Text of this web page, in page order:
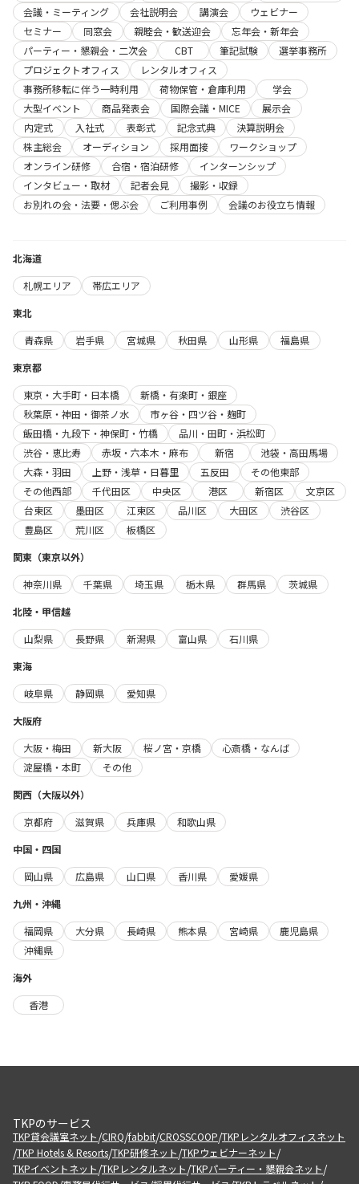
会議・ミーティング
会社説明会 講演会
ウェビナー
セミナー
同窓会 親睦会・歓送迎会
忘年会・新年会
パーティー・懇親会・二次会
CBT 筆記試験
選挙事務所
プロジェクトオフィス
レンタルオフィス
事務所移転に伴う一時利用
荷物保管・倉庫利用
学会
大型イベント
商品発表会 国際会議・MICE
展示会
内定式
入社式 表彰式 記念式典
決算説明会
株主総会
オーディション 採用面接
ワークショップ
オンライン研修
合宿・宿泊研修
インターンシップ
インタビュー・取材
記者会見
撮影・収録
お別れの会・法要・偲ぶ会
ご利用事例 会議のお役立ち情報
北海道
札幌エリア
帯広エリア
東北
青森県
岩手県 宮城県 秋田県 山形県
福島県
東京都
東京・大手町・日本橋
新橋・有楽町・銀座
秋葉原・神田・御茶ノ水
市ヶ谷・四ツ谷・麹町
飯田橋・九段下・神保町・竹橋
品川・田町・浜松町
渋谷・恵比寿
赤坂・六本木・麻布 新宿
池袋・高田馬場
大森・羽田
上野・浅草・日暮里 五反田
その他東部
その他西部
千代田区 中央区 港区 新宿区
文京区
台東区
墨田区 江東区 品川区 大田区
渋谷区
豊島区
荒川区
板橋区
関東（東京以外）
神奈川県
千葉県 埼玉県 栃木県 群馬県
茨城県
北陸・甲信越
山梨県
長野県 新潟県 富山県
石川県
東海
岐阜県
静岡県
愛知県
大阪府
大阪・梅田
新大阪 桜ノ宮・京橋
心斎橋・なんば
淀屋橋・本町
その他
関西（大阪以外）
京都府
滋賀県 兵庫県
和歌山県
中国・四国
岡山県
広島県 山口県 香川県
愛媛県
九州・沖縄
福岡県
大分県 長崎県 熊本県 宮崎県
鹿児島県
沖縄県
海外
香港
TKPのサービス
TKP貸会議室ネット/CIRQ/fabbit/CROSSCOOP/TKPレンタルオフィスネット
/TKP Hotels & Resorts/TKP研修ネット/TKPウェビナーネット/
TKPイベントネット/TKPレンタルネット/TKPパーティー・懇親会ネット/